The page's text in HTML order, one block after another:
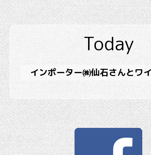
Today
インポーター㈱仙石さんとワ